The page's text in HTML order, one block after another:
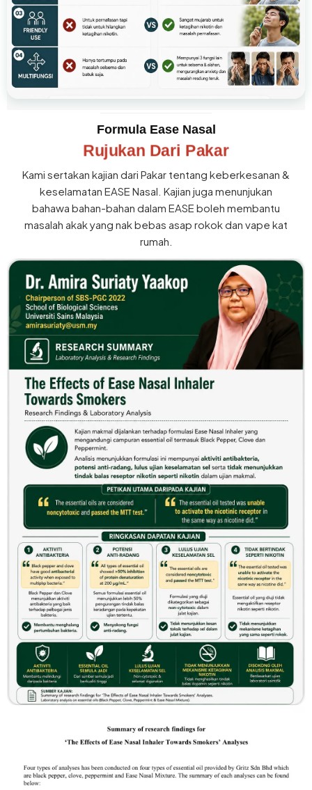
Formula Ease Nasal
Rujukan Dari Pakar
Kami sertakan kajian dari Pakar tentang keberkesanan &
keselamatan EASE Nasal. Kajian juga menunjukan
bahawa bahan-bahan dalam EASE boleh membantu
masalah akak yang nak bebas asap rokok dan vape kat
rumah.